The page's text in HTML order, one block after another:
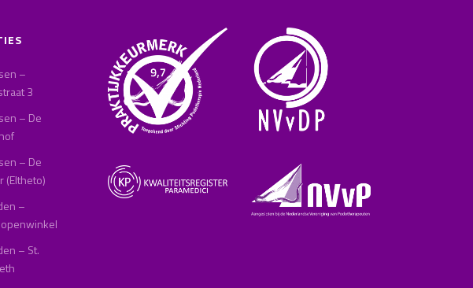
–
3
– De
– De
(Eltheto)
–
– St.